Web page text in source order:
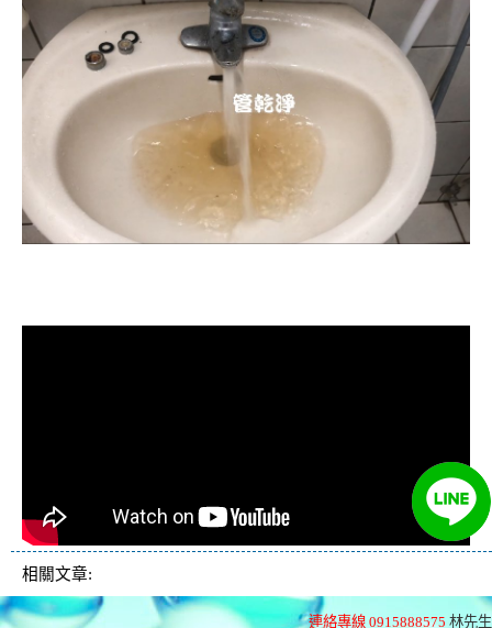
相關文章:
連絡專線 0915888575 林先生